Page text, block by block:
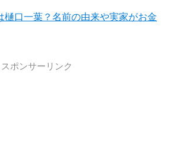
樋口一葉？名前の由来や実家がお金
スポンサーリンク